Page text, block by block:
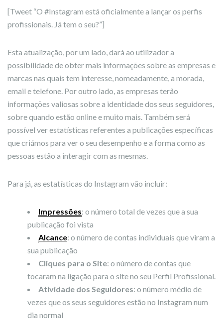
[Tweet “O #Instagram está oficialmente a lançar os perfis
profissionais. Já tem o seu?”]
Esta atualização, por um lado, dará ao utilizador a
possibilidade de obter mais informações sobre as empresas e
marcas nas quais tem interesse, nomeadamente, a morada,
email e telefone. Por outro lado, as empresas terão
informações valiosas sobre a identidade dos seus seguidores,
sobre quando estão online e muito mais. Também será
possível ver estatísticas referentes a publicações específicas
que criámos para ver o seu desempenho e a forma como as
pessoas estão a interagir com as mesmas.
Para já, as estatísticas do Instagram vão incluir:
Impressões: o número total de vezes que a sua
publicação foi vista
Alcance: o número de contas individuais que viram a
sua publicação
Cliques para o Site: o número de contas que
tocaram na ligação para o site no seu Perfil Profissional.
Atividade dos Seguidores: o número médio de
vezes que os seus seguidores estão no Instagram num
dia normal